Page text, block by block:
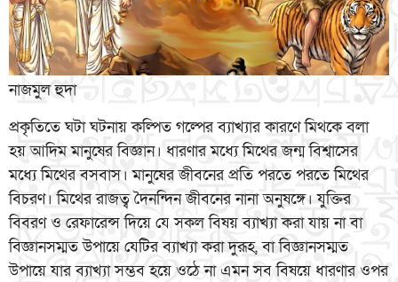
নাজমুল হুদা
প্রকৃতিতে ঘটা ঘটনায় কল্পিত গল্পের ব্যাখ্যার কারণে মিথকে বলা
হয় আদিম মানুষের বিজ্ঞান। ধারণার মধ্যে মিথের জন্ম বিশ্বাসের
মধ্যে মিথের বসবাস। মানুষের জীবনের প্রতি পরতে পরতে মিথের
বিচরণ। মিথের রাজত্ব দৈনন্দিন জীবনের নানা অনুষঙ্গে। যুক্তির
বিবরণ ও রেফারেন্স দিয়ে যে সকল বিষয় ব্যাখ্যা করা যায় না বা
বিজ্ঞানসম্মত উপায়ে যেটির ব্যাখ্যা করা দুরূহ, বা বিজ্ঞানসম্মত
উপায়ে যার ব্যাখ্যা সম্ভব হয়ে ওঠে না এমন সব বিষয়ে ধারণার ওপর